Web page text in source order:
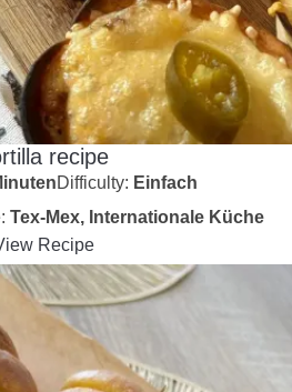
recipe
Difficulty: Einfach
Tex-Mex, Internationale Küche
Recipe